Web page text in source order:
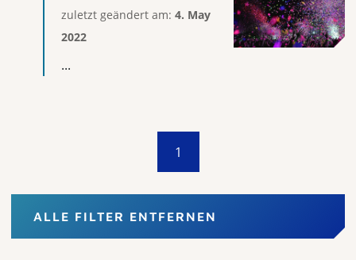
zuletzt geändert am: 4. May
2022
...
1
ALLE FILTER ENTFERNEN